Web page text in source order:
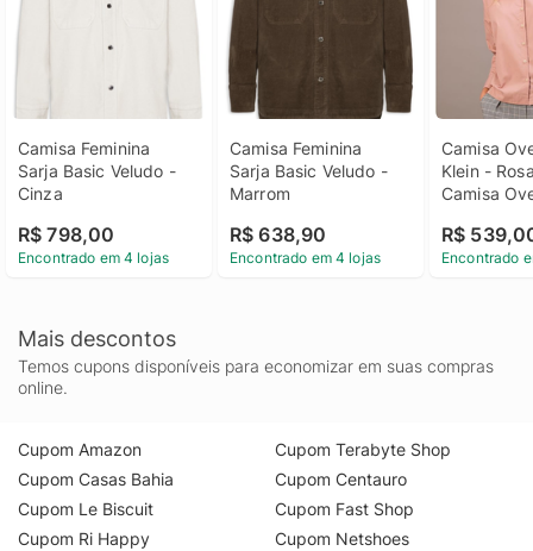
Camisa Feminina
Sarja Basic Veludo -
Cinza
R$ 798,00
Encontrado em 4 lojas
Camisa Feminina
Sarja Basic Veludo -
Marrom
R$ 638,90
Encontrado em 4 lojas
Camisa
Klein -
Camisa
R$
Encontrado
Mais descontos
Temos cupons disponíveis para economizar em suas compras
online.
Cupom Amazon
Cupom Casas Bahia
Cupom Le Biscuit
Cupom Ri Happy
Cupom Terabyte Shop
Cupom Centauro
Cupom Fast Shop
Cupom Netshoes